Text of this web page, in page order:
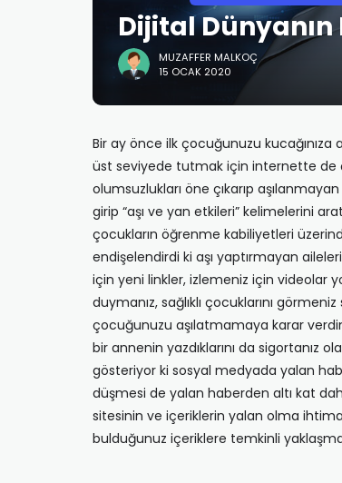
Dijital
MUZAFFER MALKOÇ
15 OCAK 2020
Bir ay önce ilk çocuğunuzu kucağınıza
üst seviyede tutmak için internette de
olumsuzlukları öne çıkarıp
girip “aşı ve yan etkileri” kelimelerini
çocukların öğrenme kabiliyetleri
endişelendirdi ki aşı yaptırmayan
için yeni linkler, izlemeniz için videolar
duymanız, sağlıklı çocuklarını
çocuğunuzu aşılatmamaya karar
bir annenin yazdıklarını da sigortanız
gösteriyor ki sosyal medyada yalan
düşmesi de yalan haberden altı kat
sitesinin ve içeriklerin yalan olma
bulduğunuz içeriklere temkinli